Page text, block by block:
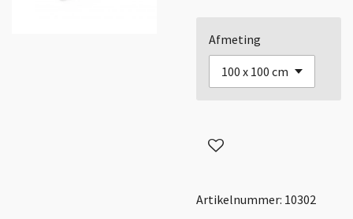
Afmeting
Artikelnummer: 10302